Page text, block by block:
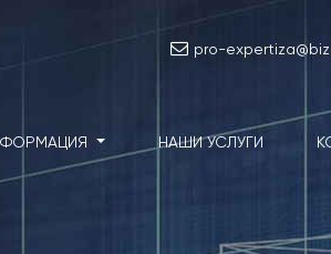
pro-
НАШИ УСЛУГИ